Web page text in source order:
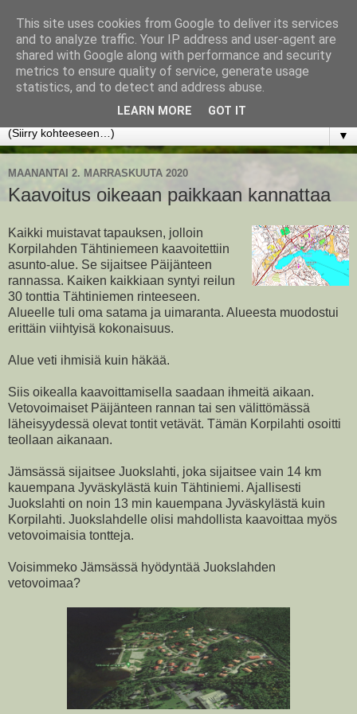
www.jyrkikokko.fi
Uusi Suunta - Jokainen hetki tarjoaa tilaisuuden muuttaa
▼
MAANANTAI 2. MARRASKUUTA 2020
Kaavoitus oikeaan paikkaan kannattaa
Kaikki muistavat tapauksen, jolloin
Korpilahden Tähtiniemeen kaavoitettiin
asunto-alue. Se sijaitsee Päijänteen
rannassa. Kaiken kaikkiaan syntyi reilun
30 tonttia Tähtiniemen rinteeseen.
Alueelle tuli oma satama ja uimaranta. Alueesta muodostui
erittäin viihtyisä kokonaisuus.
Alue veti ihmisiä kuin häkää.
Siis oikealla kaavoittamisella saadaan ihmeitä aikaan.
Vetovoimaiset Päijänteen rannan tai sen välittömässä
läheisyydessä olevat tontit vetävät. Tämän Korpilahti osoitti
teollaan aikanaan.
Jämsässä sijaitsee Juokslahti, joka sijaitsee vain 14 km
kauempana Jyväskylästä kuin Tähtiniemi. Ajallisesti
Juokslahti on noin 13 min kauempana Jyväskylästä kuin
Korpilahti. Juokslahdelle olisi mahdollista kaavoittaa myös
vetovoimaisia tontteja.
Voisimmeko Jämsässä hyödyntää Juokslahden
vetovoimaa?
This site uses cookies from Google to deliver its services
and to analyze traffic. Your IP address and user-agent are
shared with Google along with performance and security
metrics to ensure quality of service, generate usage
statistics, and to detect and address abuse.
LEARN MORE GOT IT